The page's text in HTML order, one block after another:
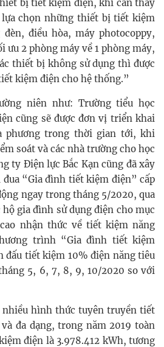
bị tiết kiệm điện, khi cần thay
chọn những thiết bị tiết kiệm
điều hòa, máy photocoppy,
ưu 2 phòng máy về 1 phòng máy,
thiết bị không sử dụng thì được
kiệm điện cho hệ thống.”
niên như: Trường tiểu học
cũng sẽ được đơn vị triển khai
phương trong thời gian tới, khi
soát và các nhà trường cho học
ty Điện lực Bắc Kạn cũng đã xây
“Gia đình tiết kiệm điện” cấp
ngay trong tháng 5/2020, qua
hộ gia đình sử dụng điện cho mục
nhận thức về tiết kiệm năng
trình “Gia đình tiết kiệm
đấu tiết kiệm 10% điện năng tiêu
5, 6, 7, 8, 9, 10/2020 so với
nhiều hình thức tuyên truyền tiết
đa dạng, trong năm 2019 toàn
điện là 3.978.412 kWh, tương